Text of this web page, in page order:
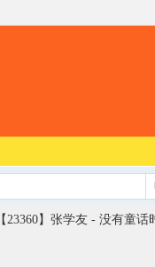
【23360】张学友 - 没有童